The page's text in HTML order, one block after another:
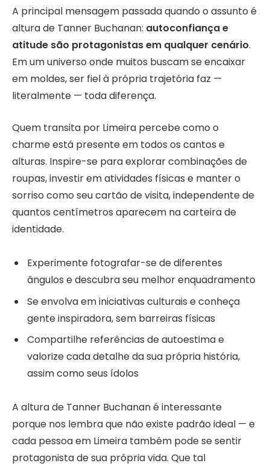
A principal mensagem passada quando o assunto é
altura de Tanner Buchanan: autoconfiança e
atitude são protagonistas em qualquer cenário.
Em um universo onde muitos buscam se encaixar
em moldes, ser fiel à própria trajetória faz —
literalmente — toda diferença.
Quem transita por Limeira percebe como o
charme está presente em todos os cantos e
alturas. Inspire-se para explorar combinações de
roupas, investir em atividades físicas e manter o
sorriso como seu cartão de visita, independente de
quantos centímetros aparecem na carteira de
identidade.
Experimente fotografar-se de diferentes
ângulos e descubra seu melhor enquadramento
Se envolva em iniciativas culturais e conheça
gente inspiradora, sem barreiras físicas
Compartilhe referências de autoestima e
valorize cada detalhe da sua própria história,
assim como seus ídolos
A altura de Tanner Buchanan é interessante
porque nos lembra que não existe padrão ideal — e
cada pessoa em Limeira também pode se sentir
protagonista de sua própria vida. Que tal